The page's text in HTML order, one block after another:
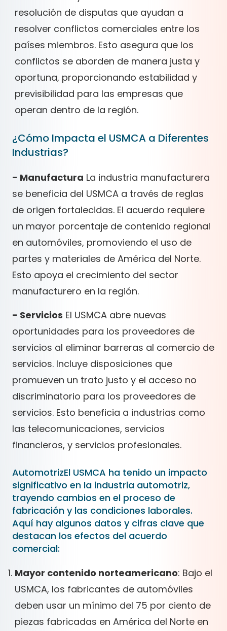
resolución de disputas que ayudan a
resolver conflictos comerciales entre los
países miembros. Esto asegura que los
conflictos se aborden de manera justa y
oportuna, proporcionando estabilidad y
previsibilidad para las empresas que
operan dentro de la región.
¿Cómo Impacta el USMCA a Diferentes
Industrias?
- Manufactura La industria manufacturera
se beneficia del USMCA a través de reglas
de origen fortalecidas. El acuerdo requiere
un mayor porcentaje de contenido regional
en automóviles, promoviendo el uso de
partes y materiales de América del Norte.
Esto apoya el crecimiento del sector
manufacturero en la región.
- Servicios El USMCA abre nuevas
oportunidades para los proveedores de
servicios al eliminar barreras al comercio de
servicios. Incluye disposiciones que
promueven un trato justo y el acceso no
discriminatorio para los proveedores de
servicios. Esto beneficia a industrias como
las telecomunicaciones, servicios
financieros, y servicios profesionales.
AutomotrizEl USMCA ha tenido un impacto
significativo en la industria automotriz,
trayendo cambios en el proceso de
fabricación y las condiciones laborales.
Aquí hay algunos datos y cifras clave que
destacan los efectos del acuerdo
comercial:
Mayor contenido norteamericano: Bajo el
USMCA, los fabricantes de automóviles
deben usar un mínimo del 75 por ciento de
piezas fabricadas en América del Norte en